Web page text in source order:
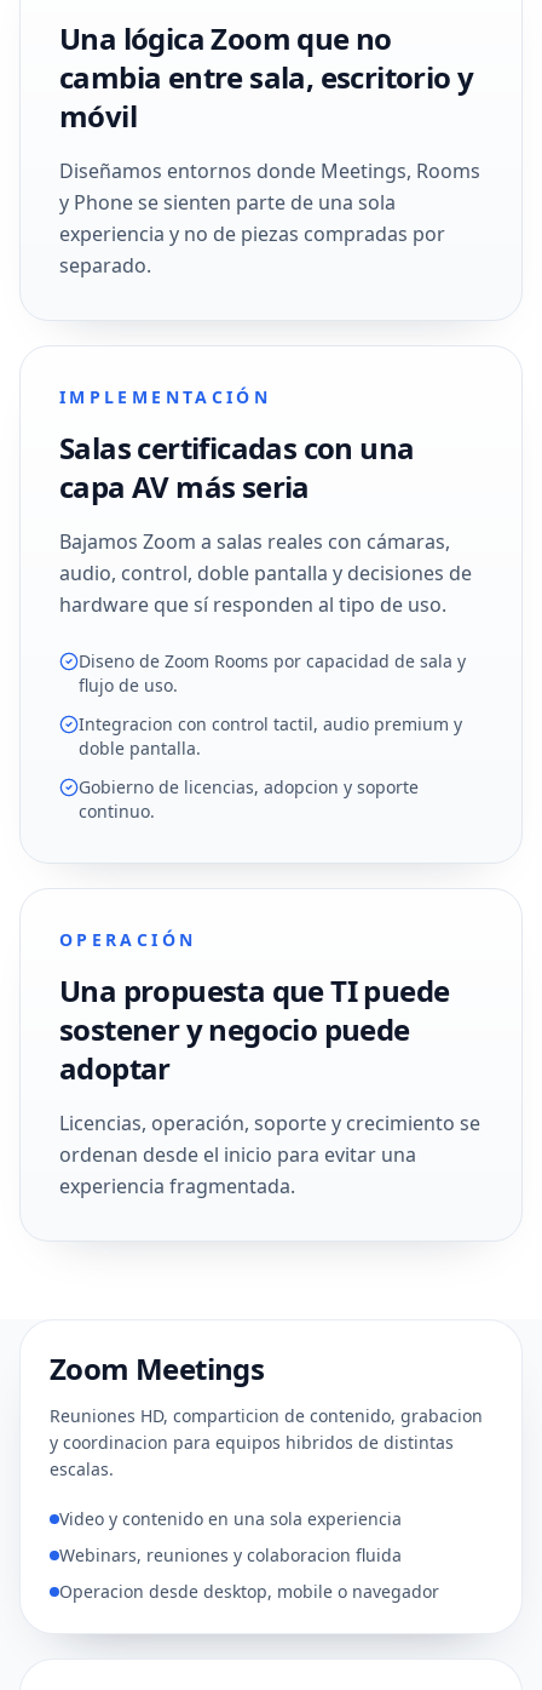
Una lógica Zoom que no
cambia entre sala, escritorio y
móvil
Diseñamos entornos donde Meetings, Rooms
y Phone se sienten parte de una sola
experiencia y no de piezas compradas por
separado.
IMPLEMENTACIÓN
Salas certificadas con una
capa AV más seria
Bajamos Zoom a salas reales con cámaras,
audio, control, doble pantalla y decisiones de
hardware que sí responden al tipo de uso.
Diseno de Zoom Rooms por capacidad de sala y
flujo de uso.
Integracion con control tactil, audio premium y
doble pantalla.
Gobierno de licencias, adopcion y soporte
continuo.
OPERACIÓN
Una propuesta que TI puede
sostener y negocio puede
adoptar
Licencias, operación, soporte y crecimiento se
ordenan desde el inicio para evitar una
experiencia fragmentada.
COLABORACION DIARIA
Zoom Meetings
Reuniones HD, comparticion de contenido, grabacion
y coordinacion para equipos hibridos de distintas
escalas.
Video y contenido en una sola experiencia
Webinars, reuniones y colaboracion fluida
Operacion desde desktop, mobile o navegador